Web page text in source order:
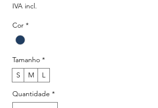
IVA incl.
Cor *
Tamanho *
S
M L
Quantidade *